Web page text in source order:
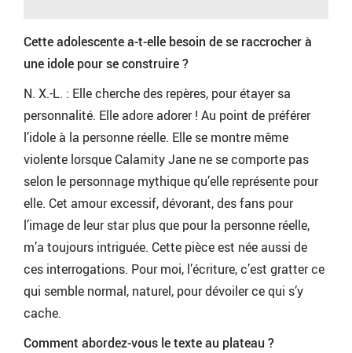
Cette adolescente a-t-elle besoin de se raccrocher à
une idole pour se construire ?
N. X.-L. : Elle cherche des repères, pour étayer sa
personnalité. Elle adore adorer ! Au point de préférer
l’idole à la personne réelle. Elle se montre même
violente lorsque Calamity Jane ne se comporte pas
selon le personnage mythique qu’elle représente pour
elle. Cet amour excessif, dévorant, des fans pour
l’image de leur star plus que pour la personne réelle,
m’a toujours intriguée. Cette pièce est née aussi de
ces interrogations. Pour moi, l’écriture, c’est gratter ce
qui semble normal, naturel, pour dévoiler ce qui s’y
cache.
Comment abordez-vous le texte au plateau ?